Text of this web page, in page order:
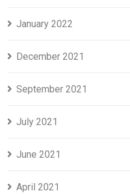
January 2022
December 2021
September 2021
July 2021
June 2021
April 2021